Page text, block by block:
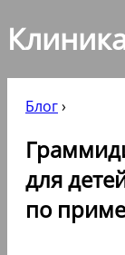
Блог›
для
по